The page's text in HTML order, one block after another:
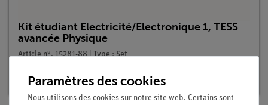
Kit étudiant Electricité/Electronique 1, TESS
avancée Physique
Article n°. 15281-88 | Type : Set
Délai de livraison : En stock
Paramètres des cookies
Nous utilisons des cookies sur notre site web. Certains sont